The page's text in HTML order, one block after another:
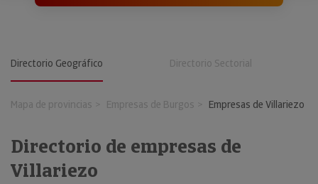
Directorio Geográfico Directorio Sectorial
Mapa de provincias Empresas de Burgos Empresas de Villariezo
Directorio de empresas de
Villariezo